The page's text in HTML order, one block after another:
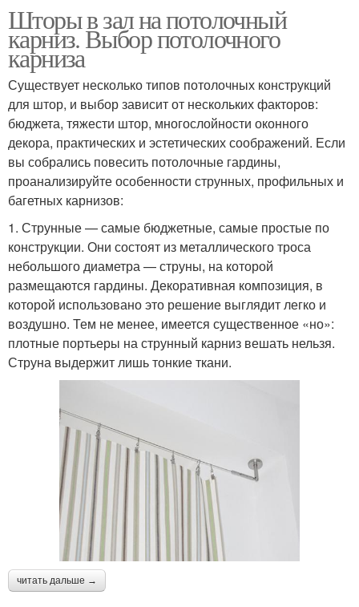
Шторы в зал на потолочный
карниз. Выбор потолочного
карниза
Существует несколько типов потолочных конструкций
для штор, и выбор зависит от нескольких факторов:
бюджета, тяжести штор, многослойности оконного
декора, практических и эстетических соображений. Если
вы собрались повесить потолочные гардины,
проанализируйте особенности струнных, профильных и
багетных карнизов:
1. Струнные — самые бюджетные, самые простые по
конструкции. Они состоят из металлического троса
небольшого диаметра — струны, на которой
размещаются гардины. Декоративная композиция, в
которой использовано это решение выглядит легко и
воздушно. Тем не менее, имеется существенное «но»:
плотные портьеры на струнный карниз вешать нельзя.
Струна выдержит лишь тонкие ткани.
читать дальше →